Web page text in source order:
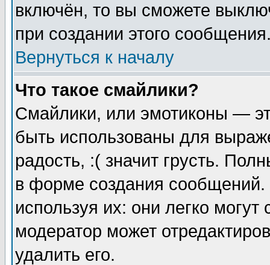
включён, то вы сможете
при создании этого
Вернуться к началу
Что такое смайлики?
Смайлики, или эмотиконы —
быть использованы для
радость, :( значит грусть.
в форме создания сообщений.
используя их: они легко
модератор может
удалить его.